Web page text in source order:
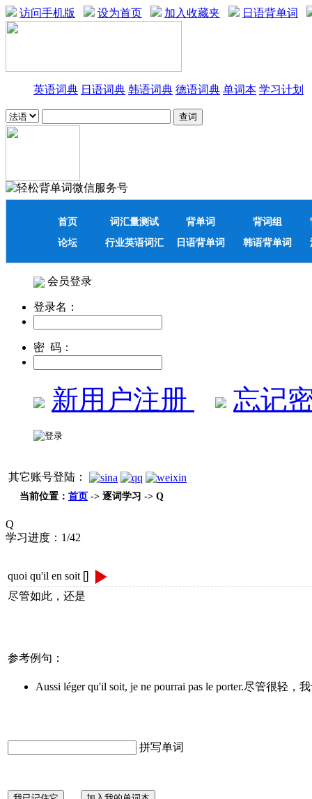
访问手机版 设为首页 加入收藏夹 日语背单词
英语词典 日语词典 韩语词典 德语词典 单词本 学习计划
首页 词汇量测试 背单词 背词组
论坛
行业英语词汇 日语背单词 韩语背单词
会员登录
登录名：
密 码：
新用户注册 忘记
其它账号登陆：
当前位置： 首页 -> 逐词学习 -> Q
Q
学习进度： 1/42
quoi qu'il en soit []
尽管如此，还是
参考例句：
Aussi léger qu'il soit, je ne pourrai pas le porter.尽管很轻，
拼写单词